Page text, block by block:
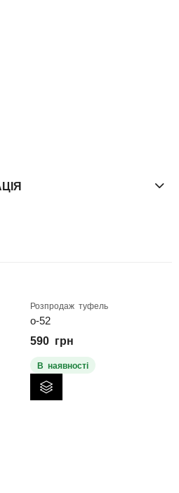
Розпродаж туфель
о-52
590 грн
В наявності